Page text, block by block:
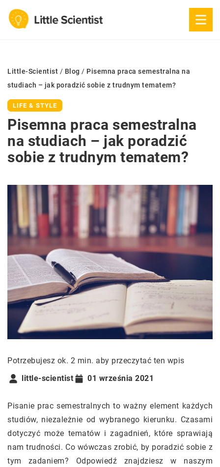
Little-Scientist / Blog / Pisemna praca semestralna na
studiach – jak poradzić sobie z trudnym tematem?
LIFE & STYLE
Pisemna praca semestralna
na studiach – jak poradzić
sobie z trudnym tematem?
Potrzebujesz ok. 2 min. aby przeczytać ten wpis
little-scientist
01 września 2021
Pisanie prac semestralnych to ważny element każdych
studiów, niezależnie od wybranego kierunku. Czasami
dotyczyć może tematów i zagadnień, które sprawiają
nam trudności. Co wówczas zrobić, by poradzić sobie z
tym zadaniem? Odpowiedź znajdziesz w naszym